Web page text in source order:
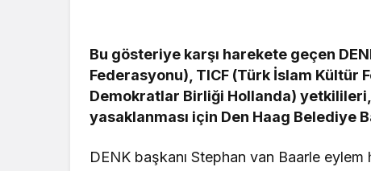
Bu gösteriye karşı harekete geçen
Federasyonu), TICF (Türk İslam Kültür
Demokratlar Birliği Hollanda) yetkilileri,
yasaklanması için Den Haag Belediye
DENK başkanı Stephan van Baarle eylem